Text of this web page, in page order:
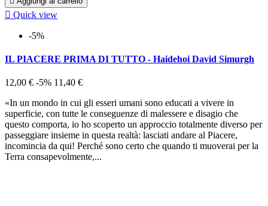
 Quick view
-5%
IL PIACERE PRIMA DI TUTTO - Haidehoi David Simurgh
12,00 € -5% 11,40 €
«In un mondo in cui gli esseri umani sono educati a vivere in
superficie, con tutte le conseguenze di malessere e disagio che
questo comporta, io ho scoperto un approccio totalmente diverso per
passeggiare insieme in questa realtà: lasciati andare al Piacere,
incomincia da qui! Perché sono certo che quando ti muoverai per la
Terra consapevolmente,...